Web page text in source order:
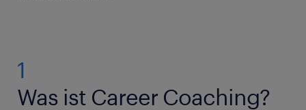
1
Was ist Career Coaching?